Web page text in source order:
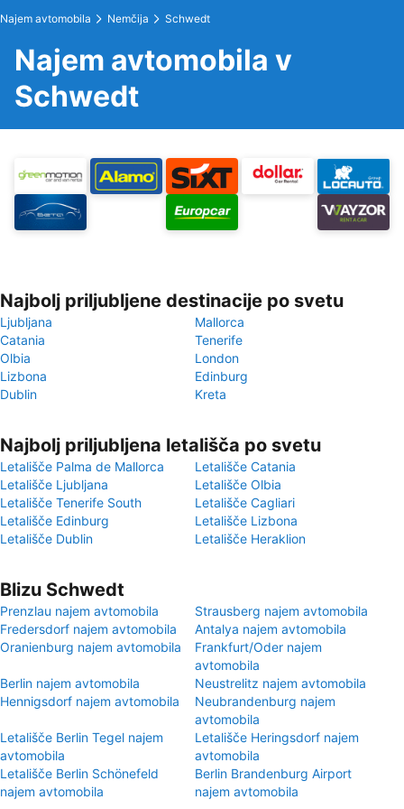
Najem avtomobila Nemčija Schwedt
Najem avtomobila v
Schwedt
Najbolj priljubljene destinacije po svetu
Ljubljana
Mallorca
Catania
Tenerife
Olbia
London
Lizbona
Edinburg
Dublin
Kreta
Najbolj priljubljena letališča po svetu
Letališče Palma de Mallorca
Letališče Catania
Letališče Ljubljana
Letališče Olbia
Letališče Tenerife South
Letališče Cagliari
Letališče Edinburg
Letališče Lizbona
Letališče Dublin
Letališče Heraklion
Blizu Schwedt
Prenzlau najem avtomobila
Strausberg najem avtomobila
Fredersdorf najem avtomobila
Antalya najem avtomobila
Oranienburg najem avtomobila
Frankfurt/Oder najem
avtomobila
Berlin najem avtomobila
Neustrelitz najem avtomobila
Hennigsdorf najem avtomobila
Neubrandenburg najem
avtomobila
Letališče Berlin Tegel najem
avtomobila
Letališče Heringsdorf najem
avtomobila
Letališče Berlin Schönefeld
najem avtomobila
Berlin Brandenburg Airport
najem avtomobila